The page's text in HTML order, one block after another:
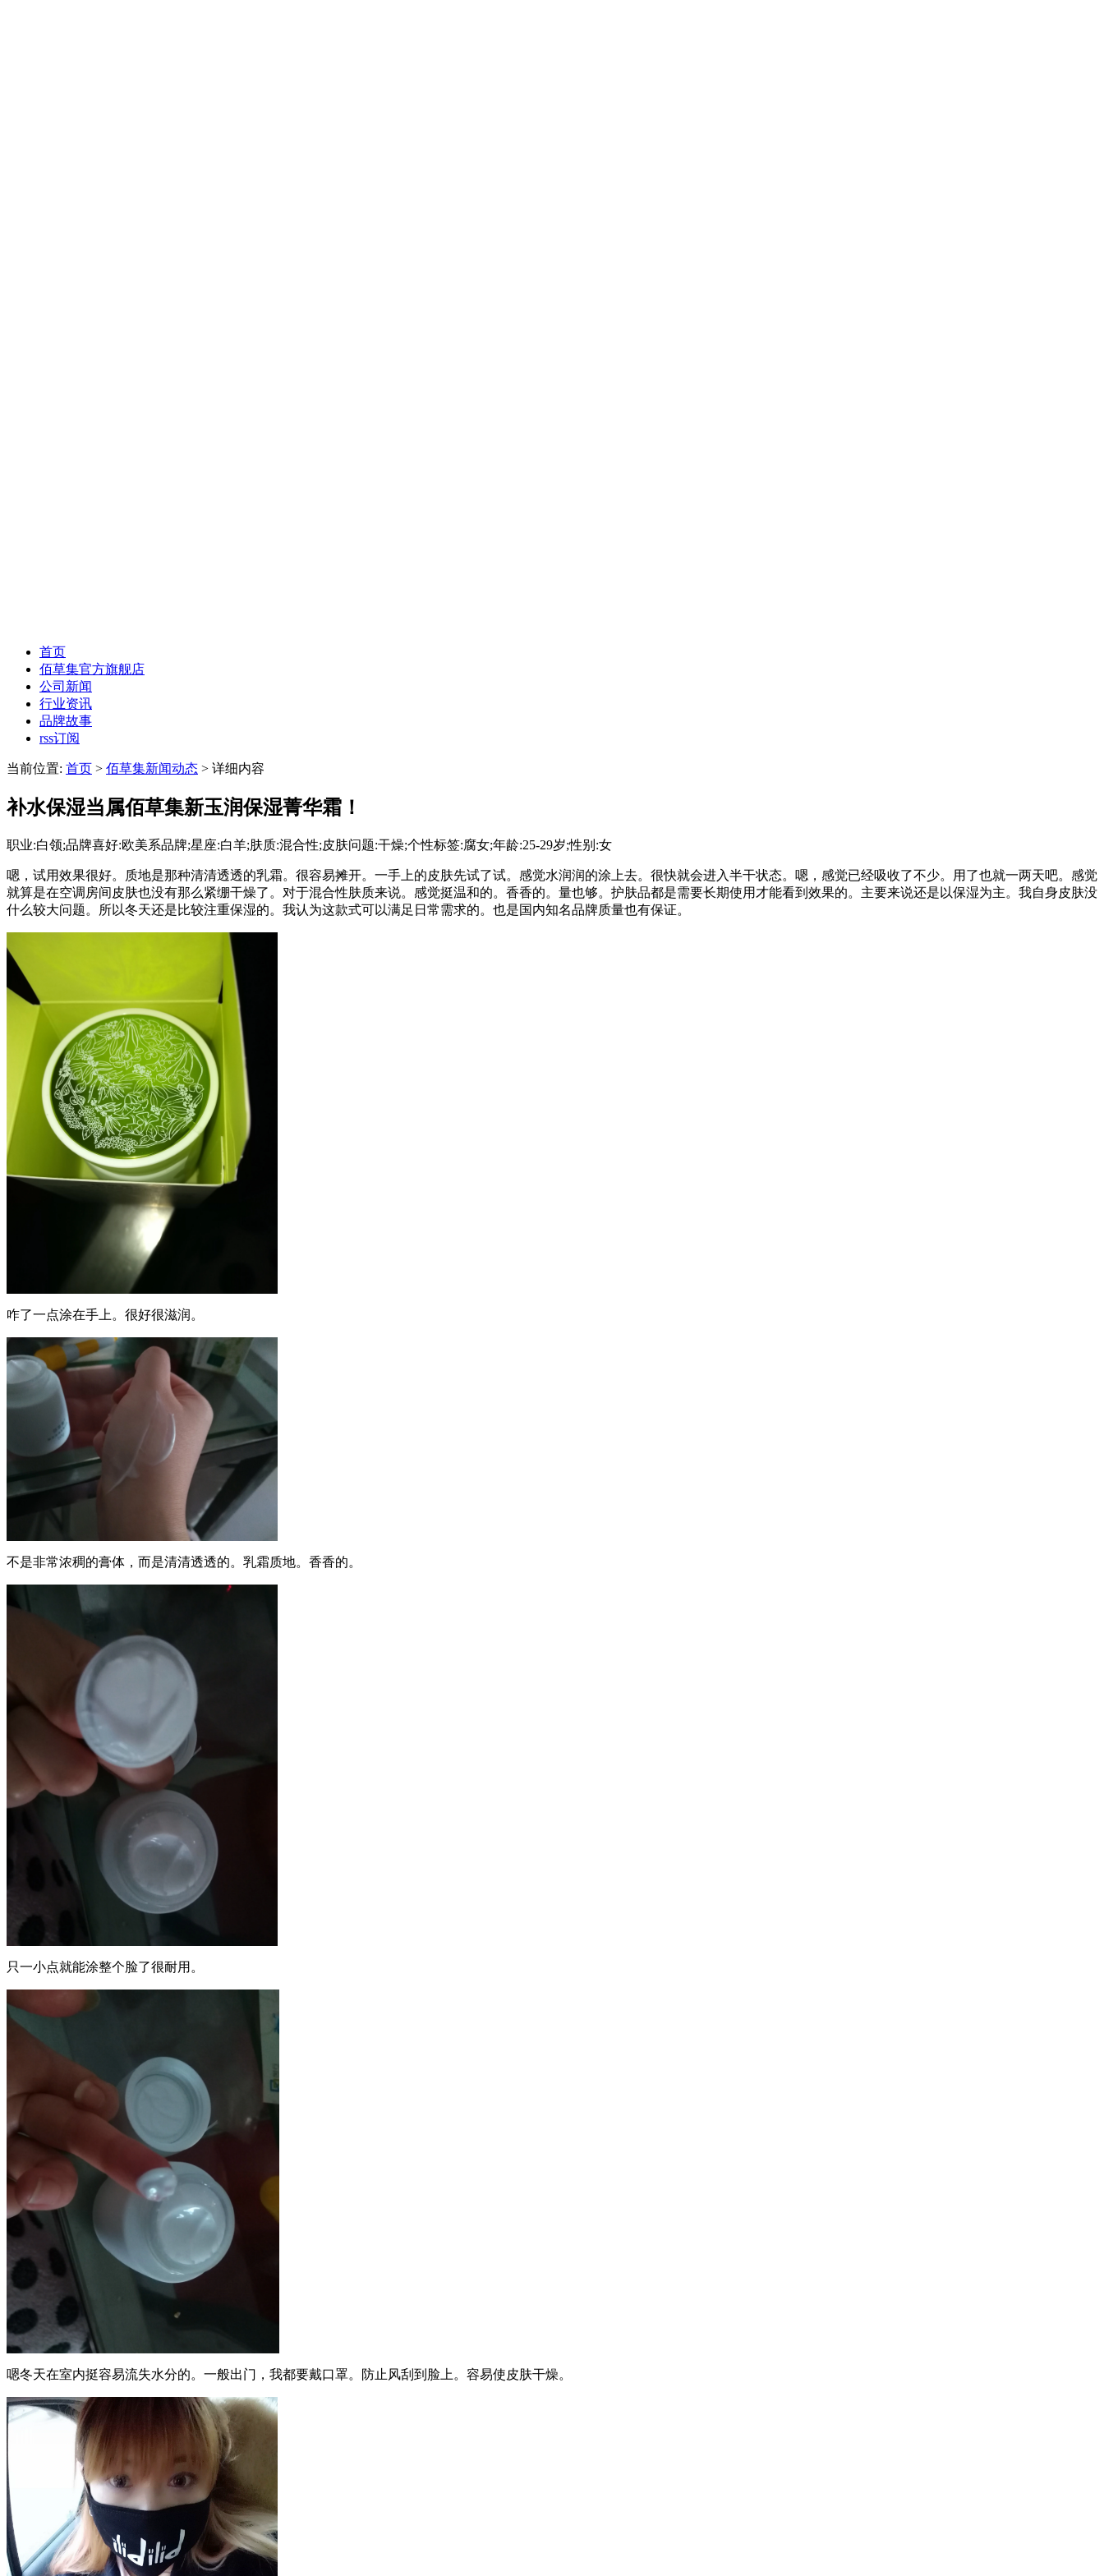
首页
佰草集官方旗舰店
公司新闻
行业资讯
品牌故事
rss订阅
当前位置: 首页 > 佰草集新闻动态 > 详细内容
补水保湿当属佰草集新玉润保湿菁华霜！
职业:白领;品牌喜好:欧美系品牌;星座:白羊;肤质:混合性;皮肤问题:干燥;个性标签:腐女;年龄:25-29岁;性别:女
嗯，试用效果很好。质地是那种清清透透的乳霜。很容易摊开。一手上的皮肤先试了试。感觉水润润的涂上去。很快就会进入半干状态。嗯，感觉已经吸收了不少。用了也就一两天吧。感觉
就算是在空调房间皮肤也没有那么紧绷干燥了。对于混合性肤质来说。感觉挺温和的。香香的。量也够。护肤品都是需要长期使用才能看到效果的。主要来说还是以保湿为主。我自身皮肤没
什么较大问题。所以冬天还是比较注重保湿的。我认为这款式可以满足日常需求的。也是国内知名品牌质量也有保证。
咋了一点涂在手上。很好很滋润。
不是非常浓稠的膏体，而是清清透透的。乳霜质地。香香的。
只一小点就能涂整个脸了很耐用。
嗯冬天在室内挺容易流失水分的。一般出门，我都要戴口罩。防止风刮到脸上。容易使皮肤干燥。